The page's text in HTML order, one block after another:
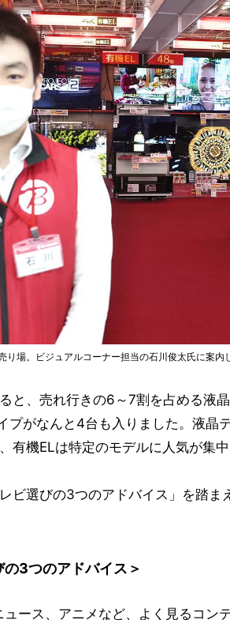
り場。ビジュアルコーナー担当の石川俊太氏に案内
と、売れ行きの6～7割を占める液
プがなんと4台も入りました。液晶
有機ELは特定のモデルに人気が集中
ビ選びの3つのアドバイス」を踏ま
の3つのアドバイス＞
ース、アニメなど、よく見るコン